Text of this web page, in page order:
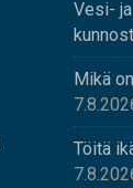
Vesi-
Mikä
Töitä